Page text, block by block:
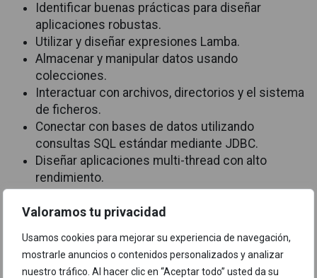
Valoramos tu privacidad
Usamos cookies para mejorar su experiencia de navegación,
mostrarle anuncios o contenidos personalizados y analizar
nuestro tráfico. Al hacer clic en “Aceptar todo” usted da su
Identificar buenas prácticas para diseñar
aplicaciones robustas.
Utilizar y diseñar expresiones Lamba.
Almacenar y manipular datos usando
colecciones.
Interactuar con archivos, directorios y el sistema
de ficheros.
Conectar con bases de datos utilizando
consultas SQL estándar mediante JDBC.
Diseñar aplicaciones multi-thread con alto
rendimiento.
Programadores de Java
Requisitos previos: